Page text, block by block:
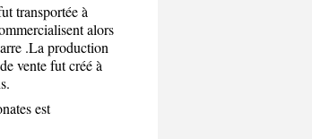
transportée à
alors
.La production
vente fut créé à
Célestins.
est